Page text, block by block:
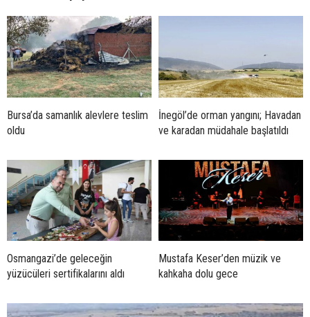
Bursa’da samanlık alevlere teslim
oldu
İnegöl’de orman yangını; Havadan
ve karadan müdahale başlatıldı
Osmangazi’de geleceğin
yüzücüleri sertifikalarını aldı
Mustafa Keser’den müzik ve
kahkaha dolu gece